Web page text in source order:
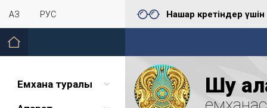
ҚАЗ РУС Нашар көретіндер үшін
Емхана туралы Шу